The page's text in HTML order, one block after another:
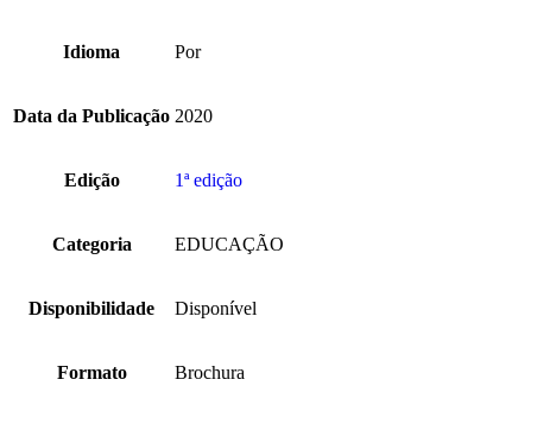
Idioma Por
Data da Publicação 2020
Edição 1ª edição
Categoria EDUCAÇÃO
Disponibilidade Disponível
Formato Brochura